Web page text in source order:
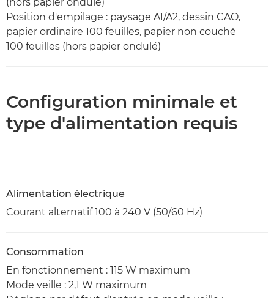
(hors papier ondulé)
Position d'empilage : paysage A1/A2, dessin CAO,
papier ordinaire 100 feuilles, papier non couché
100 feuilles (hors papier ondulé)
Configuration minimale et
type d'alimentation requis
Alimentation électrique
Courant alternatif 100 à 240 V (50/60 Hz)
Consommation
En fonctionnement : 115 W maximum
Mode veille : 2,1 W maximum